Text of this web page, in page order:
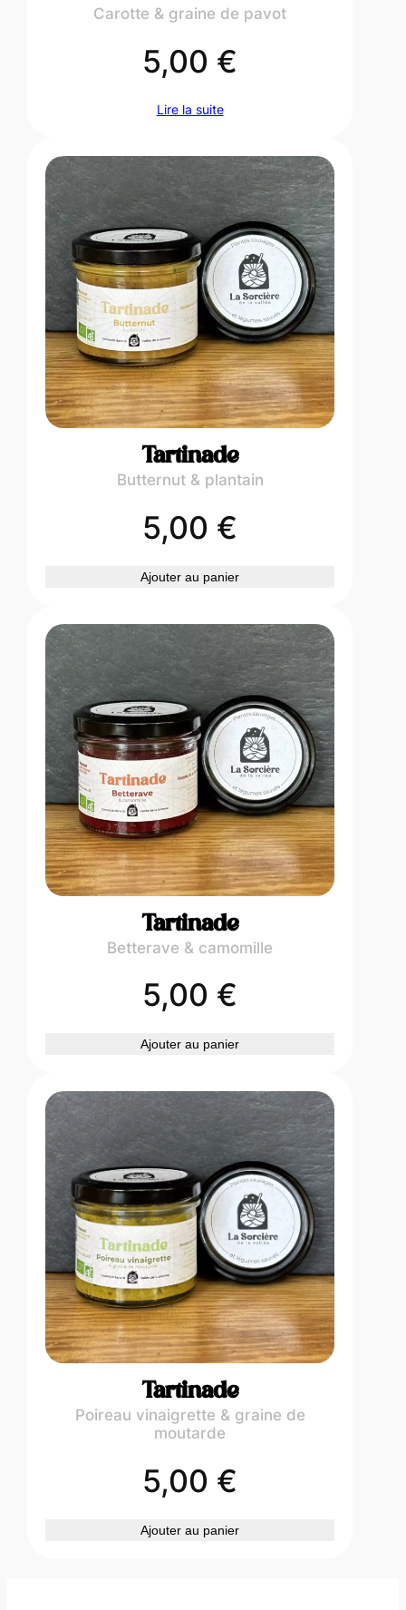
Carotte & graine de pavot
5,00 €
Lire la suite
Tartinade
Butternut & plantain
5,00 €
Ajouter au panier
Tartinade
Betterave & camomille
5,00 €
Ajouter au panier
Tartinade
Poireau vinaigrette & graine de
moutarde
5,00 €
Ajouter au panier